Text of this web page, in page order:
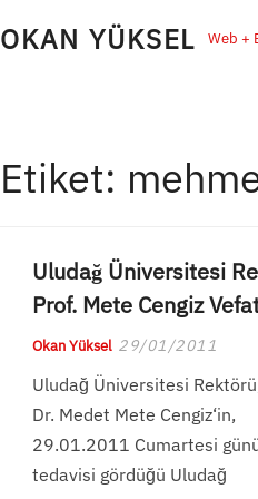
OKAN YÜKSEL Web +
Etiket:
Uludağ Üniversitesi
Prof. Mete Cengiz
Okan Yüksel 29/01/2011
Uludağ Üniversitesi
Dr. Medet Mete Cengiz‘in,
29.01.2011 Cumartesi
tedavisi gördüğü Uludağ